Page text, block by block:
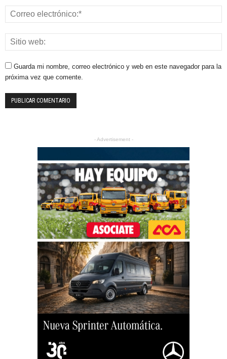
Guarda mi nombre, correo electrónico y web en este navegador para la
próxima vez que comente.
- Advertisement -